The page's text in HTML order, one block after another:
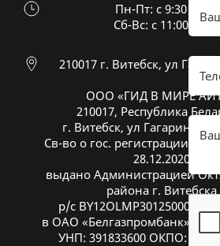
Пн-Пт: с 9:30 до
Cб-Вс: с 11:00 до
210017 г. Витебск, ул
ООО «ГИД В МИРЕ
210017, Республика
г. Витебск, ул Гагарина
Св-во о гос. регистрации №
28.12.2020
выдано Администрацией
района г. Витебска
р/с
в ОАО «Белгазпромбанк», код
УНП: 391833600 ОКПО: